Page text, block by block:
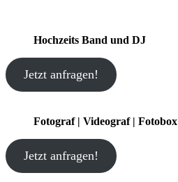
Hochzeits Band und DJ
Jetzt anfragen!
Fotograf | Videograf | Fotobox
Jetzt anfragen!